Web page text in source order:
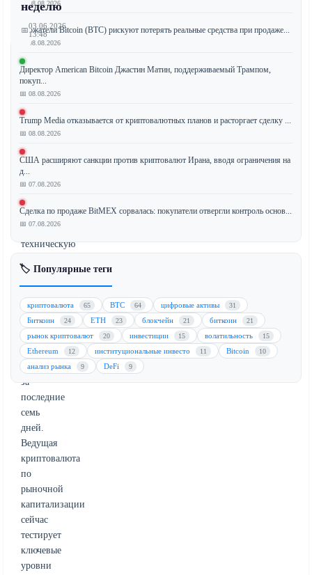
неделю
📅03.06.2026
13:48
Биткоин
(BTC)
стабилизировался
вблизи
отметки
$67
000,
войдя
в
критическую
техническую
психологическую
фазу
после
резкого
снижения
на
9,5%
за
последние
семь
дней.
Ведущая
криптовалюта
по
рыночной
капитализации
сейчас
тестирует
ключевые
уровни
📅 08.08.2026
Держатели Bitcoin (BTC) рискуют потерять реальные средства при продаже...
📅 08.08.2026
Директор American Bitcoin Джастин Матин, поддерживаемый Трампом,
покуп...
📅 08.08.2026
Trump Media отказывается от криптовалютных планов и расторгает сделку ...
📅 08.08.2026
США расширяют санкции против криптовалют Ирана, вводя ограничения на
д...
📅 07.08.2026
Сделка по продаже BitMEX сорвалась: покупатели отвергли контроль основ...
📅 07.08.2026
🏷️ Популярные теги
криптовалюта 65 BTC 64 цифровые активы 31
Биткоин 24 ETH 23 блокчейн 21 биткоин 21
рынок криптовалют 20 инвестиции 15 волатильность 15
Ethereum 12 институциональные инвесто 11 Bitcoin 10
анализ рынка 9 DeFi 9